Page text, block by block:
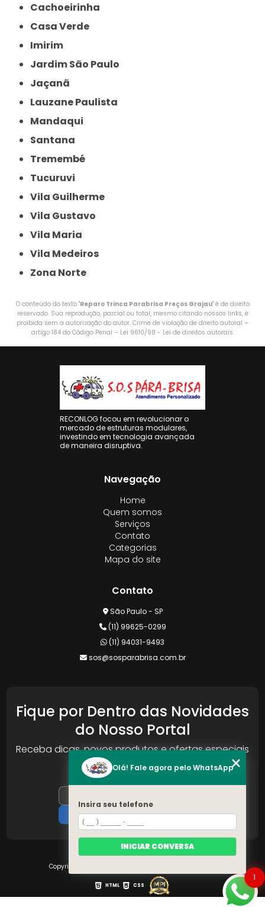
Cachoeirinha
Casa Verde
Imirim
Jardim São Paulo
Jaçanã
Lauzane Paulista
Mandaqui
Santana
Tremembé
Tucuruvi
Vila Guilherme
Vila Gustavo
Vila Maria
Vila Medeiros
Zona Norte
O conteúdo do texto "Reparo Trinca Parabrisa Preços Grajau" é de direito
reservado. Sua reprodução, parcial ou total, mesmo citando nossos links, é
proibida sem a autorização do autor. Crime de violação de direito autoral –
artigo 184 do Código Penal – Lei 9610/98 - Lei de direitos autorais.
RECONLOG focou em revolucionar o
mercado de estruturas modulares,
investindo em tecnologia avançada
de maneira disruptiva.
Navegação
Home
Quem somos
Serviços
Contato
Categorias
Mapa do site
Contato
São Paulo - SP
(11) 99625-0299
(11) 94031-9493
sos@sosparabrisa.com.br
Fique por Dentro das Novidades
do Nosso Portal
Receba dicas, novos produtos e ofertas especiais
da Reconlog
Copyright © S.O.S Pára-brisa. (Lei 9610 de 19/02/1998)
HTML CSS
1
Olá! Fale agora pelo WhatsApp
Insira seu telefone
INICIAR CONVERSA